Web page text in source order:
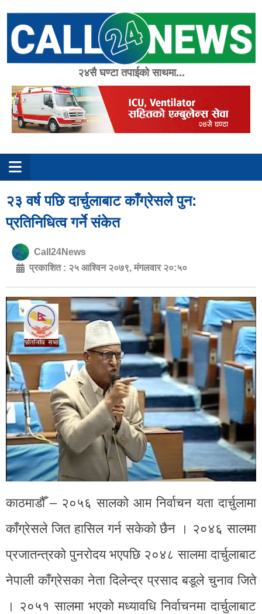
content
२४सै घण्टा तपाईको साथमा...
२३ वर्ष पछि दार्चुलाबाट काँग्रेसले पुन:
प्रतिनिधित्व गर्ने संकेत
Call24News
प्रकाशित : २५ आश्विन २०७९, मंगलवार २०:५०
काठमाडौँ – २०५६ सालको आम निर्वाचन यता दार्चुलामा
काँग्रेसले जित हासिल गर्न सकेको छैन । २०४६ सालमा
प्रजातन्त्रको पुनरोदय भएपछि २०४८ सालमा दार्चुलाबाट
नेपाली काँग्रेसका नेता दिलेन्द्र प्रसाद बडूले चुनाव जिते
। २०५१ सालमा भएको मध्यावधि निर्वाचनमा दार्चुलाबाट